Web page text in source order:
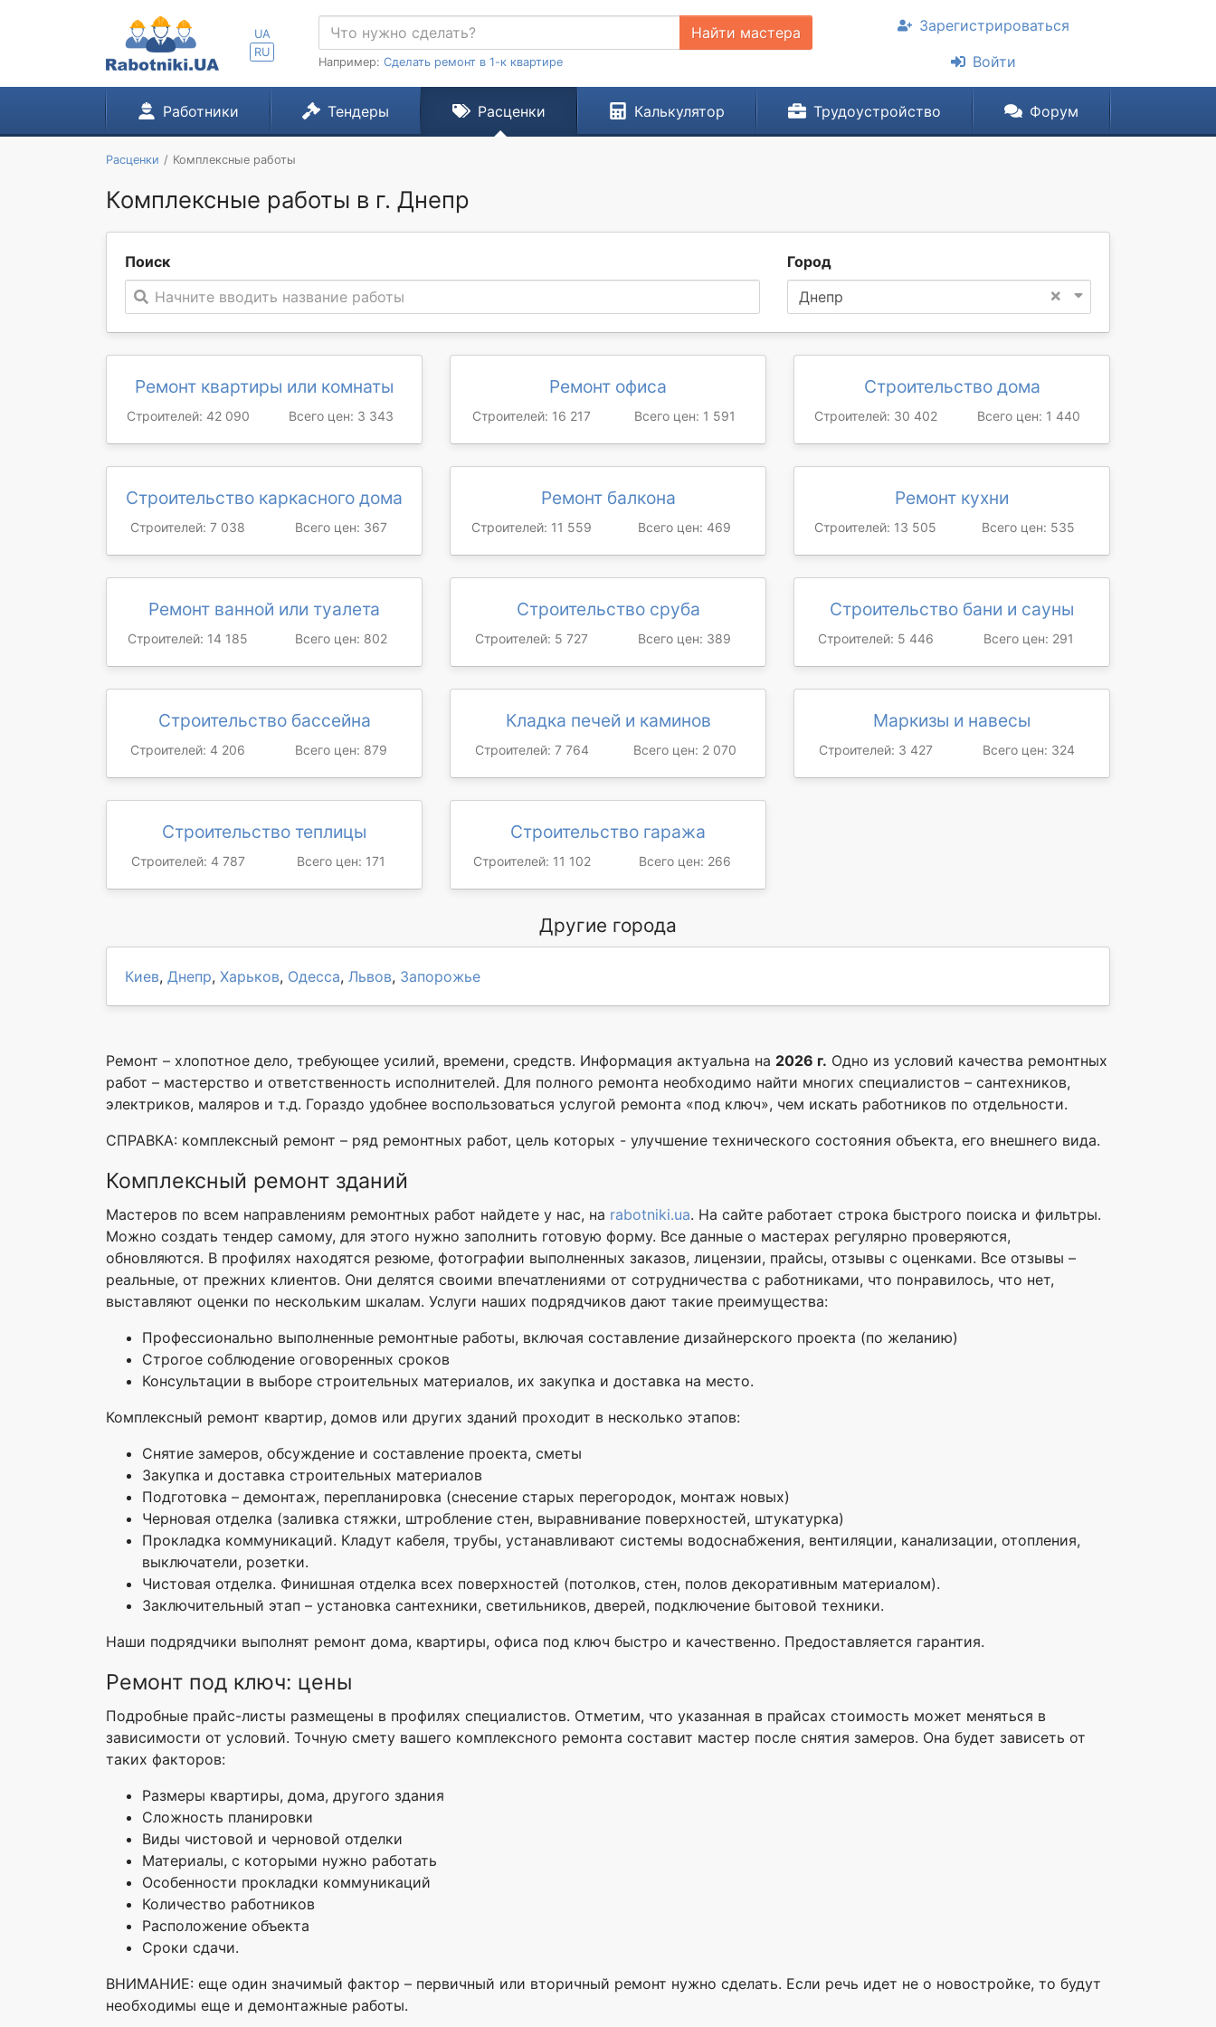
UA
RU
Найти мастера
Например: Сделать ремонт в 1-к квартире
Зарегистрироваться
Войти
Работники Тендеры Расценки Калькулятор Трудоустройство Форум
Расценки Комплексные работы
Комплексные работы в г. Днепр
Поиск
Начните вводить название работы
Город
×
Днепр
Ремонт квартиры или комнаты
Строителей: 42 090 Всего цен: 3 343
Ремонт офиса
Строителей: 16 217 Всего цен: 1 591
Строительство дома
Строителей: 30 402 Всего цен: 1 440
Строительство каркасного дома
Строителей: 7 038 Всего цен: 367
Ремонт балкона
Строителей: 11 559 Всего цен: 469
Ремонт кухни
Строителей: 13 505 Всего цен: 535
Ремонт ванной или туалета
Строителей: 14 185 Всего цен: 802
Строительство сруба
Строителей: 5 727 Всего цен: 389
Строительство бани и сауны
Строителей: 5 446 Всего цен: 291
Строительство бассейна
Строителей: 4 206 Всего цен: 879
Кладка печей и каминов
Строителей: 7 764 Всего цен: 2 070
Маркизы и навесы
Строителей: 3 427 Всего цен: 324
Строительство теплицы
Строителей: 4 787 Всего цен: 171
Строительство гаража
Строителей: 11 102 Всего цен: 266
Другие города
Киев, Днепр, Харьков, Одесса, Львов, Запорожье
Ремонт – хлопотное дело, требующее усилий, времени, средств. Информация актуальна на 2026 г. Одно из условий качества ремонтных
работ – мастерство и ответственность исполнителей. Для полного ремонта необходимо найти многих специалистов – сантехников,
электриков, маляров и т.д. Гораздо удобнее воспользоваться услугой ремонта «под ключ», чем искать работников по отдельности.
СПРАВКА: комплексный ремонт – ряд ремонтных работ, цель которых - улучшение технического состояния объекта, его внешнего вида.
Комплексный ремонт зданий
Мастеров по всем направлениям ремонтных работ найдете у нас, на rabotniki.ua. На сайте работает строка быстрого поиска и фильтры.
Можно создать тендер самому, для этого нужно заполнить готовую форму. Все данные о мастерах регулярно проверяются,
обновляются. В профилях находятся резюме, фотографии выполненных заказов, лицензии, прайсы, отзывы с оценками. Все отзывы –
реальные, от прежних клиентов. Они делятся своими впечатлениями от сотрудничества с работниками, что понравилось, что нет,
выставляют оценки по нескольким шкалам. Услуги наших подрядчиков дают такие преимущества:
Профессионально выполненные ремонтные работы, включая составление дизайнерского проекта (по желанию)
Строгое соблюдение оговоренных сроков
Консультации в выборе строительных материалов, их закупка и доставка на место.
Комплексный ремонт квартир, домов или других зданий проходит в несколько этапов:
Снятие замеров, обсуждение и составление проекта, сметы
Закупка и доставка строительных материалов
Подготовка – демонтаж, перепланировка (снесение старых перегородок, монтаж новых)
Черновая отделка (заливка стяжки, штробление стен, выравнивание поверхностей, штукатурка)
Прокладка коммуникаций. Кладут кабеля, трубы, устанавливают системы водоснабжения, вентиляции, канализации, отопления,
выключатели, розетки.
Чистовая отделка. Финишная отделка всех поверхностей (потолков, стен, полов декоративным материалом).
Заключительный этап – установка сантехники, светильников, дверей, подключение бытовой техники.
Наши подрядчики выполнят ремонт дома, квартиры, офиса под ключ быстро и качественно. Предоставляется гарантия.
Ремонт под ключ: цены
Подробные прайс-листы размещены в профилях специалистов. Отметим, что указанная в прайсах стоимость может меняться в
зависимости от условий. Точную смету вашего комплексного ремонта составит мастер после снятия замеров. Она будет зависеть от
таких факторов:
Размеры квартиры, дома, другого здания
Сложность планировки
Виды чистовой и черновой отделки
Материалы, с которыми нужно работать
Особенности прокладки коммуникаций
Количество работников
Расположение объекта
Сроки сдачи.
ВНИМАНИЕ: еще один значимый фактор – первичный или вторичный ремонт нужно сделать. Если речь идет не о новостройке, то будут
необходимы еще и демонтажные работы.